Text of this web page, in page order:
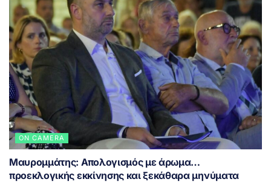
ON CAMERA
Μαυρομμάτης: Απολογισμός με άρωμα…
προεκλογικής εκκίνησης και ξεκάθαρα μηνύματα